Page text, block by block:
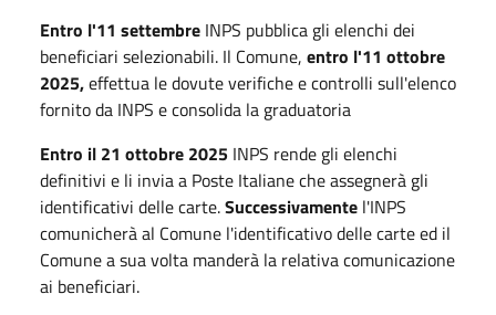
Entro l'11 settembre INPS pubblica gli elenchi dei
beneficiari selezionabili. Il Comune, entro l'11 ottobre
2025,effettua le dovute verifiche e controlli sull'elenco
fornito da INPS e consolida la graduatoria
Entro il 21 ottobre 2025 INPS rende gli elenchi
definitivi e li invia a Poste Italiane che assegnerà gli
identificativi delle carte.Successivamente l'INPS
comunicherà al Comune l'identificativo delle carte ed il
Comune a sua volta manderà la relativa comunicazione
ai beneficiari.